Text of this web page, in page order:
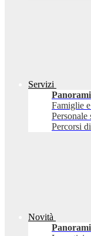
Servizi
Famiglie
Personale
Percorsi
Novità